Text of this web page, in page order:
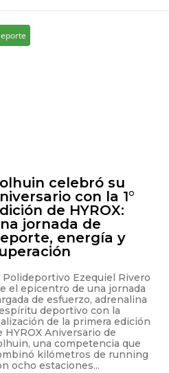
celebró su
con la 1°
de HYROX:
jornada de
energía y
Polideportivo Ezequiel Rivero
el epicentro de una jornada
de esfuerzo, adrenalina
deportivo con la
de la primera edición
HYROX Aniversario de
una competencia que
kilómetros de running
ocho estaciones...